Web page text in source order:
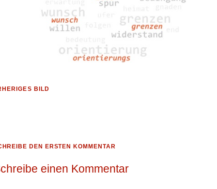
BILD
DEN ERSTEN KOMMENTAR
einen Kommentar